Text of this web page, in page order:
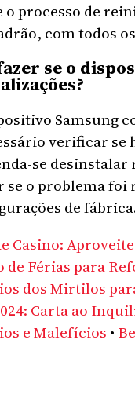
o processo de
com todos
se o
Samsung
verificar se
se
o problema foi
de
Casino:
de Férias para
dos Mirtilos
Carta ao
e Malefícios •